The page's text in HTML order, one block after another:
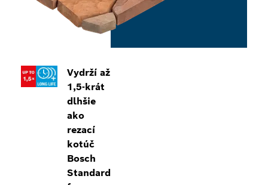
Vydrží až
1,5-krát
dlhšie
ako
rezací
kotúč
Bosch
Standard